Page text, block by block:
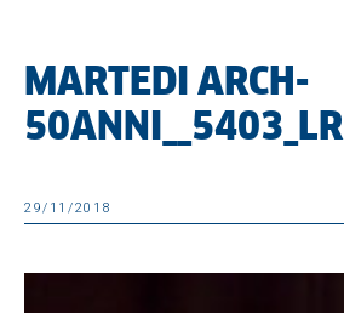
MARTEDI ARCH-
50ANNI__5403_LR
29/11/2018